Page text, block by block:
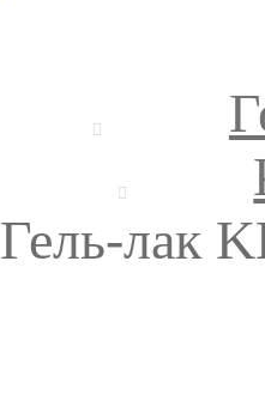
Гель-лак